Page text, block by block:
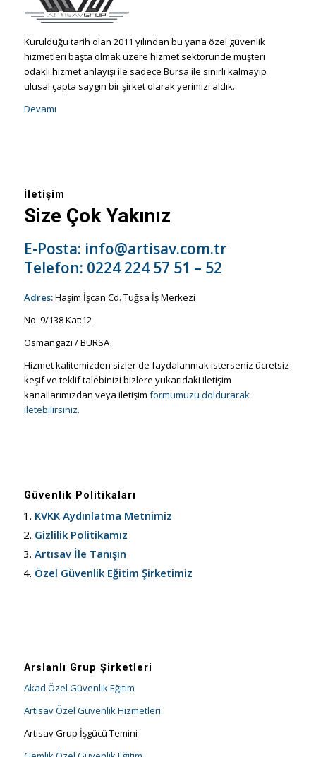
Kurulduğu tarih olan 2011 yılından bu yana özel güvenlik
hizmetleri başta olmak üzere hizmet sektöründe müşteri
odaklı hizmet anlayışı ile sadece Bursa ile sınırlı kalmayıp
ulusal çapta saygın bir şirket olarak yerimizi aldık.
Devamı
İletişim
Size Çok Yakınız
E-Posta: info@artisav.com.tr
Telefon: 0224 224 57 51 – 52
Adres:Haşim İşcan Cd. Tuğsa İş Merkezi
No: 9/138 Kat:12
Osmangazi / BURSA
Hizmet kalitemizden sizler de faydalanmak isterseniz ücretsiz
keşif ve teklif talebinizi bizlere yukarıdaki iletişim
kanallarımızdan veya iletişim formumuzu doldurarak
iletebilirsiniz.
Güvenlik Politikaları
KVKK Aydınlatma Metnimiz
Gizlilik Politikamız
Artısav İle Tanışın
Özel Güvenlik Eğitim Şirketimiz
Arslanlı Grup Şirketleri
Akad Özel Güvenlik Eğitim
Artısav Özel Güvenlik Hizmetleri
Artısav Grup İşgücü Temini